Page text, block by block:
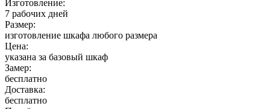
Изготовление:
7 рабочих дней
Размер:
изготовление шкафа любого размера
Цена:
указана за базовый шкаф
Замер:
бесплатно
Доставка:
бесплатно